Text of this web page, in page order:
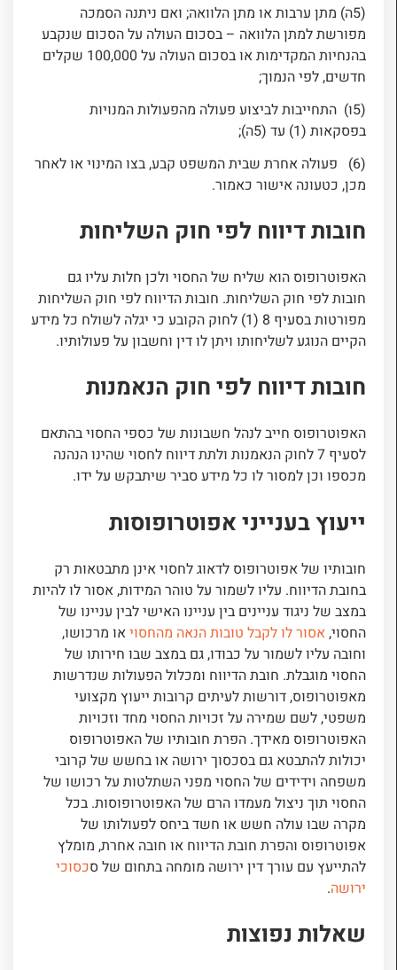
(5ה) מתן ערבות או מתן הלוואה; ואם ניתנה הסמכה
מפורשת למתן הלוואה – בסכום העולה על הסכום שנקבע
בהנחיות המקדימות או בסכום העולה על 100,000 שקלים
חדשים, לפי הנמוך;
(5ו) התחייבות לביצוע פעולה מהפעולות המנויות
בפסקאות (1) עד (5ה);
(6) פעולה אחרת שבית המשפט קבע, בצו המינוי או לאחר
מכן, כטעונה אישור כאמור.
חובות דיווח לפי חוק השליחות
האפוטרופוס הוא שליח של החסוי ולכן חלות עליו גם
חובות לפי חוק השליחות. חובות הדיווח לפי חוק השליחות
מפורטות בסעיף 8 (1) לחוק הקובע כי יגלה לשולח כל מידע
הקיים הנוגע לשליחותו ויתן לו דין וחשבון על פעולותיו.
חובות דיווח לפי חוק הנאמנות
האפוטרופוס חייב לנהל חשבונות של כספי החסוי בהתאם
לסעיף 7 לחוק הנאמנות ולתת דיווח לחסוי שהינו הנהנה
מכספו וכן למסור לו כל מידע סביר שיתבקש על ידו.
ייעוץ בענייני אפוטרופוסות
חובותיו של אפוטרופוס לדאוג לחסוי אינן מתבטאות רק
בחובת הדיווח. עליו לשמור על טוהר המידות, אסור לו להיות
במצב של ניגוד עניינים בין עניינו האישי לבין עניינו של
החסוי,אסור לו לקבל טובות הנאה מהחסויאו מרכושו,
וחובה עליו לשמור על כבודו, גם במצב שבו חירותו של
החסוי מוגבלת. חובת הדיווח ומכלול הפעולות שנדרשות
מאפוטרופוס, דורשות לעיתים קרובות ייעוץ מקצועי
משפטי, לשם שמירה על זכויות החסוי מחד וזכויות
האפוטרופוס מאידך. הפרת חובותיו של האפוטרופוס
יכולות להתבטא גם בסכסוך ירושה או בחשש של קרובי
משפחה וידידים של החסוי מפני השתלטות על רכושו של
החסוי תוך ניצול מעמדו הרם של האפוטרופוסות. בכל
מקרה שבו עולה חשש או חשד ביחס לפעולותו של
אפוטרופוס והפרת חובת הדיווח או חובה אחרת, מומלץ
להתייעץ עם עורך דין ירושה מומחה בתחום של סכסוכי
ירושה.
שאלות נפוצות